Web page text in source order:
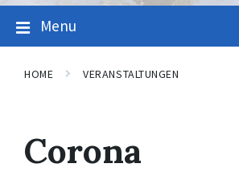
Menu
HOME VERANSTALTUNGEN
Corona